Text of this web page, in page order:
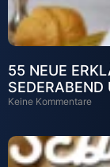
55 NEUE
Keine Kommentare